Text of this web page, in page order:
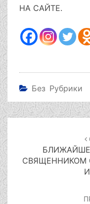
НА САЙТЕ.
Без Рубрики
Навигация
по
записям
СВЯЩЕННИКОМ